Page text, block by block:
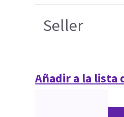
Seller
Añadir a la lista